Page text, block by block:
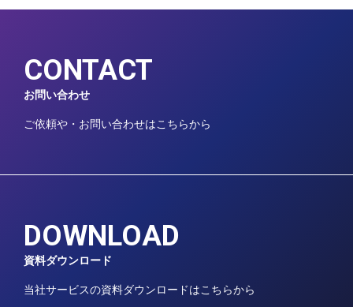
CONTACT
お問い合わせ
ご依頼や・お問い合わせはこちらから
DOWNLOAD
資料ダウンロード
当社サービスの資料ダウンロードはこちらから